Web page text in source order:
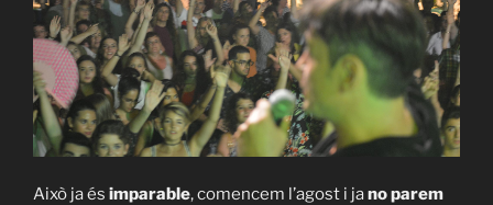
Això ja és imparable, comencem l’agost i jano parem